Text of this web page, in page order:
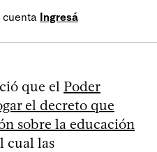
cuenta Ingresá
que el Poder
el decreto que
sobre la educación
cual las